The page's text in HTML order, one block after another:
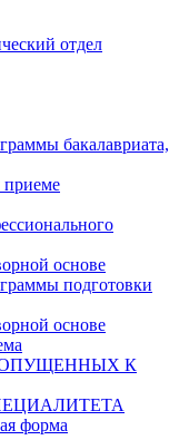
отдел
бакалавриата,
основе
подготовки
основе
К
форма